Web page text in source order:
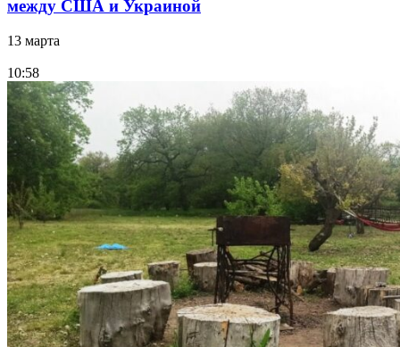
между США и Украиной
13 марта
10:58